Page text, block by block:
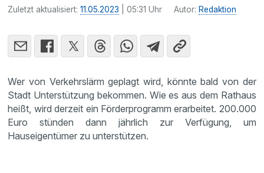
Zuletzt aktualisiert:11.05.2023 | 05:31 Uhr Autor: Redaktion
Wer von Verkehrslärm geplagt wird, könnte bald von der
Stadt Unterstützung bekommen. Wie es aus dem Rathaus
heißt, wird derzeit ein Förderprogramm erarbeitet. 200.000
Euro stünden dann jährlich zur Verfügung, um
Hauseigentümer zu unterstützen.